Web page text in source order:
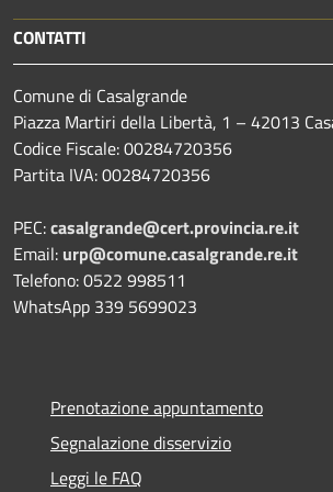
CONTATTI
Comune di Casalgrande
Piazza Martiri della Libertà, 1 – 42013
Codice Fiscale: 00284720356
Partita IVA: 00284720356
PEC:casalgrande@cert.provincia.re.it
Email: urp@comune.casalgrande.re.it
Telefono: 0522 998511
WhatsApp 339 5699023
Prenotazione appuntamento
Segnalazione disservizio
Leggi le FAQ